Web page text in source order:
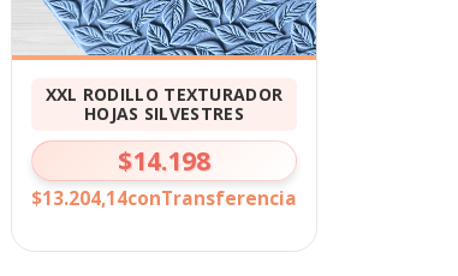
XXL RODILLO TEXTURADOR
HOJAS SILVESTRES
$14.198
$13.204,14conTransferencia